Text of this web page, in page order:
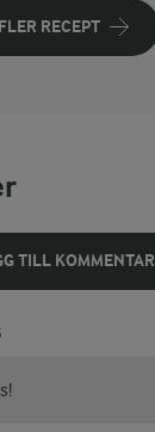
FLER RECEPT
TILL KOMMENTAR